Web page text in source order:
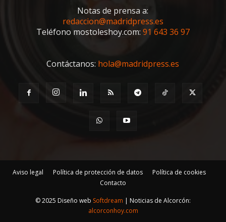
Notas de prensa a:
redaccion@madridpress.es
Teléfono mostoleshoy.com: 91 643 36 97
Contáctanos: hola@madridpress.es
Aviso legal Política de protección de datos
Política de cookies
Contacto
© 2025 Diseño web Softdream | Noticias de Alcorcón:
alcorconhoy.com